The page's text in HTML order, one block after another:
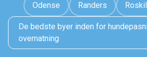
Odense Randers
De bedste byer inden for
overnatning